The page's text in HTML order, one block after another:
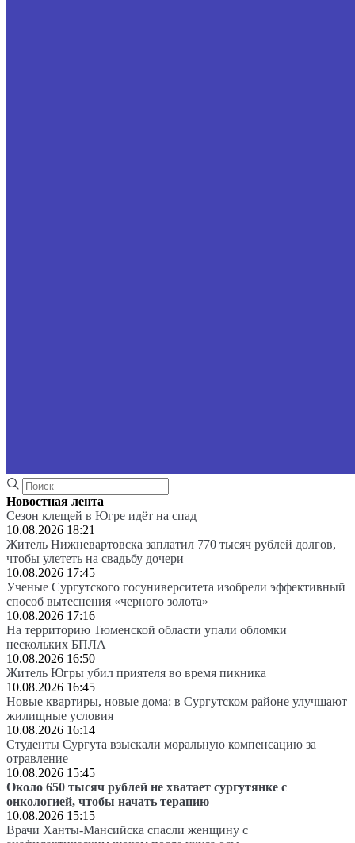
Новостная лента
Сезон клещей в Югре идёт на спад
10.08.2026 18:21
Житель Нижневартовска заплатил 770 тысяч рублей долгов,
чтобы улететь на свадьбу дочери
10.08.2026 17:45
Ученые Сургутского госуниверситета изобрели эффективный
способ вытеснения «черного золота»
10.08.2026 17:16
На территорию Тюменской области упали обломки
нескольких БПЛА
10.08.2026 16:50
Житель Югры убил приятеля во время пикника
10.08.2026 16:45
Новые квартиры, новые дома: в Сургутском районе улучшают
жилищные условия
10.08.2026 16:14
Студенты Сургута взыскали моральную компенсацию за
отравление
10.08.2026 15:45
Около 650 тысяч рублей не хватает сургутянке с
онкологией, чтобы начать терапию
10.08.2026 15:15
Врачи Ханты-Мансийска спасли женщину с